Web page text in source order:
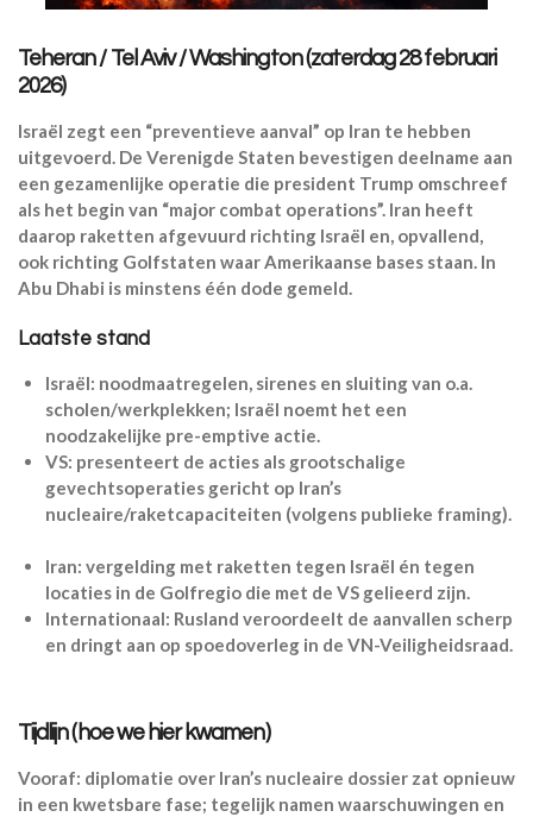
Teheran / Tel Aviv / Washington (zaterdag 28 februari
2026)
Israël zegt een “preventieve aanval” op Iran te hebben
uitgevoerd. De Verenigde Staten bevestigen deelname aan
een gezamenlijke operatie die president Trump omschreef
als het begin van “major combat operations”. Iran heeft
daarop raketten afgevuurd richting Israël en, opvallend,
ook richting Golfstaten waar Amerikaanse bases staan. In
Abu Dhabi is minstens één dode gemeld.
Laatste stand
Israël: noodmaatregelen, sirenes en sluiting van o.a.
scholen/werkplekken; Israël noemt het een
noodzakelijke pre-emptive actie.
VS: presenteert de acties als grootschalige
gevechtsoperaties gericht op Iran’s
nucleaire/raketcapaciteiten (volgens publieke framing).
Iran: vergelding met raketten tegen Israël én tegen
locaties in de Golfregio die met de VS gelieerd zijn.
Internationaal: Rusland veroordeelt de aanvallen scherp
en dringt aan op spoedoverleg in de VN-Veiligheidsraad.
Tijdlijn (hoe we hier kwamen)
Vooraf: diplomatie over Iran’s nucleaire dossier zat opnieuw
in een kwetsbare fase; tegelijk namen waarschuwingen en